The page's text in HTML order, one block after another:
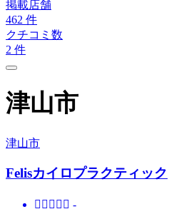
掲載店舗
462 件
クチコミ数
2 件
津山市
津山市
Felisカイロプラクティック
     -